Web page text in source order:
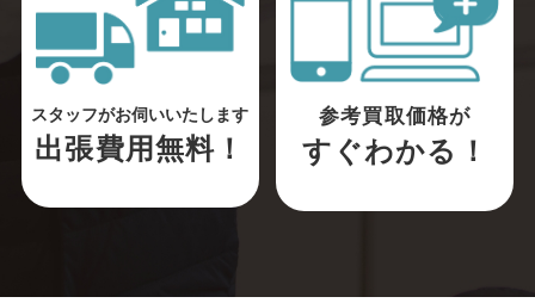
スタッフがお伺いいたします
出張費用無料！
参考買取価格が
すぐわかる！